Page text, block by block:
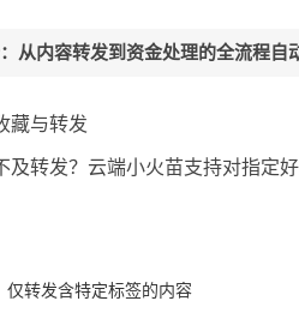
从内容转发到资金处理的全流程自
藏与转发
及转发？云端小火苗支持对指定
仅转发含特定标签的内容